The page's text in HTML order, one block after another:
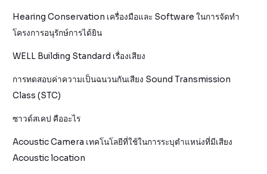
Hearing Conservation เครื่องมือและ Software ในการจัดทำ
โครงการอนุรักษ์การได้ยิน
WELL Building Standard เรื่องเสียง
การทดสอบค่าความเป็นฉนวนกันเสียง Sound Transmission
Class (STC)
ซาวด์สเคป คืออะไร
Acoustic Camera เทคโนโลยีที่ใช้ในการระบุตำแหน่งที่มีเสียง
Acoustic location